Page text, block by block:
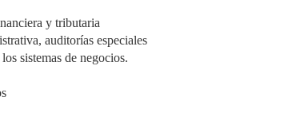
y tributaria
auditorías especiales
sistemas de negocios.